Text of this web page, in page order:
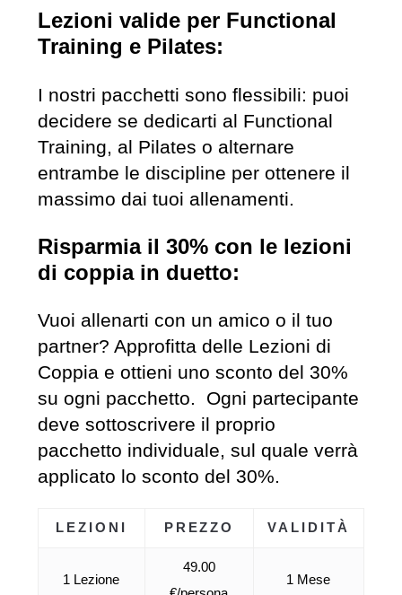
Lezioni valide per Functional
Training e Pilates:
I nostri pacchetti sono flessibili: puoi
decidere se dedicarti al Functional
Training, al Pilates o alternare
entrambe le discipline per ottenere il
massimo dai tuoi allenamenti.
Risparmia il 30% con le lezioni
di coppia in duetto:
Vuoi allenarti con un amico o il tuo
partner? Approfitta delle Lezioni di
Coppia e ottieni uno sconto del 30%
su ogni pacchetto. Ogni partecipante
deve sottoscrivere il proprio
pacchetto individuale, sul quale verrà
applicato lo sconto del 30%.
LEZIONI PREZZO VALIDITÀ
1 Lezione
49.00
1 Mese